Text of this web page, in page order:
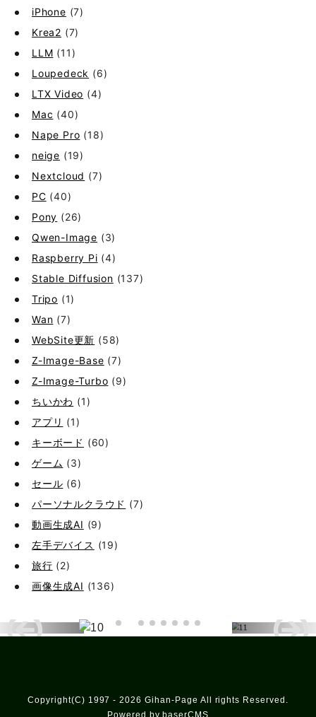
iPhone (7)
Krea2 (7)
LLM (11)
Loupedeck (6)
LTX Video (4)
Mac (40)
Nape Pro (18)
neige (19)
Nextcloud (7)
PC (40)
Pony (26)
Qwen-Image (3)
Raspberry Pi (4)
Stable Diffusion (137)
Tripo (1)
Wan (7)
WebSite更新 (58)
Z-Image-Base (7)
Z-Image-Turbo (9)
ちいかわ (1)
アプリ (1)
キーボード (60)
ゲーム (3)
セール (6)
パーソナルクラウド (7)
動画生成AI (9)
左手デバイス (19)
旅行 (2)
画像生成AI (136)
Copyright(C) 1997 - 2026 Gihan-Page All rights Reserved.
Powered by baserCMS